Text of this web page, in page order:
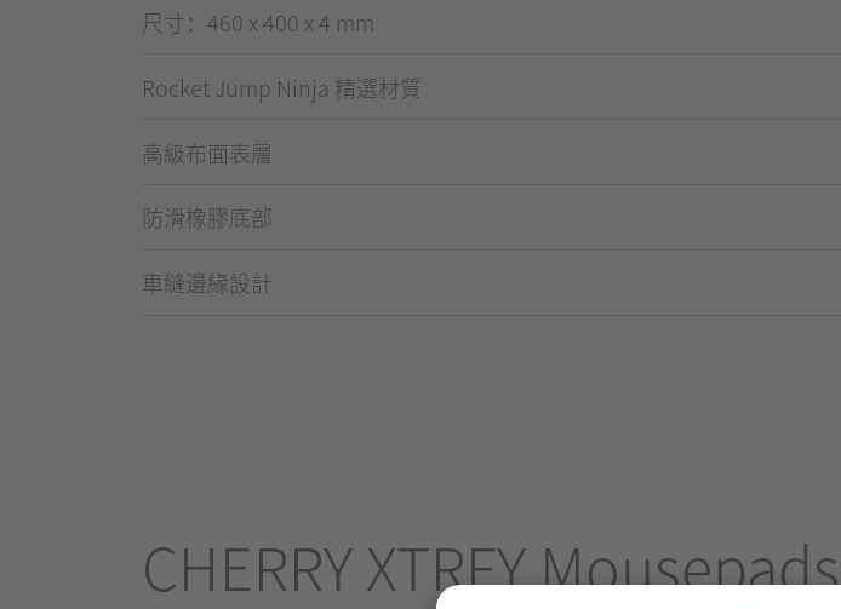
尺寸：460 x 400 x 4 mm
Rocket Jump Ninja 精選材質
高級布面表層
防滑橡膠底部
車縫邊緣設計
CHERRY XTRFY Mousepads